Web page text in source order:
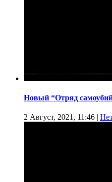
Новый “Отряд
2 Август, 2021, 11:46 |